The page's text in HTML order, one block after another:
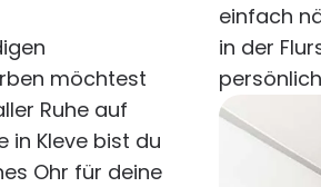
möchtest
Ruhe auf
in Kleve bist du
Ohr für deine
einfach
in der